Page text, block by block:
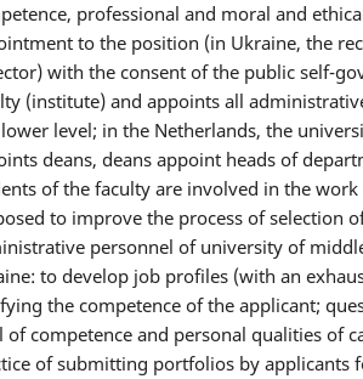
professional and moral and
to the position (in Ukraine, the
with the consent of the public self-
(institute) and appoints all
level; in the Netherlands, the
deans, deans appoint heads of
of the faculty are involved in the
to improve the process of selection
personnel of university of
to develop job profiles (with an
the competence of the applicant;
of competence and personal qualities of
of submitting portfolios by applicants